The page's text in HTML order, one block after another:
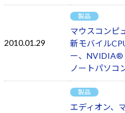
2010.01.29
製品
マウスコンピ
新モバイル
ー、
ノートパソコ
製品
エディオン、